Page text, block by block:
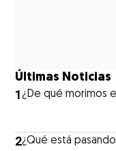
Últimas Noticias
1¿De qué morimos
2¿Qué está